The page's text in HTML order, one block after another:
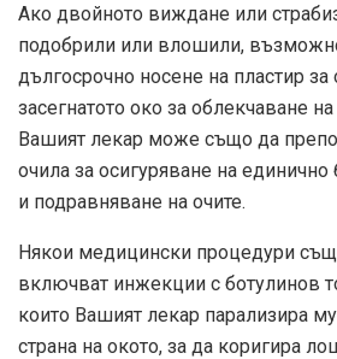
Ако двойното виждане или
подобрили или влошили,
дългосрочно носене на пластир за
засегнатото око за облекчаване
Вашият лекар може също да
очила за осигуряване на
и подравняване на очите.
Някои медицински процедури
включват инжекции с ботулинов
които Вашият лекар парализира
страна на окото, за да коригира